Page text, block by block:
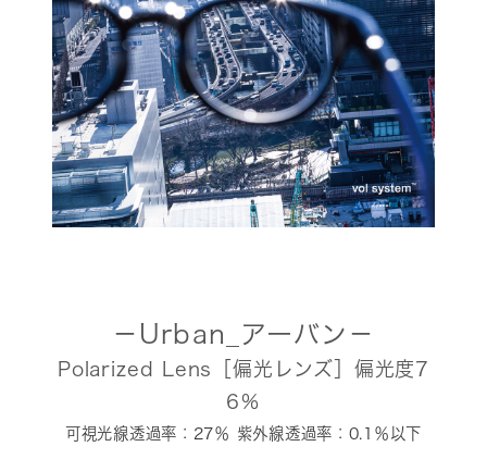
－Urban_アーバン－
Polarized Lens［偏光レンズ］偏光度7
6％
可視光線透過率：27％ 紫外線透過率：0.1％以下